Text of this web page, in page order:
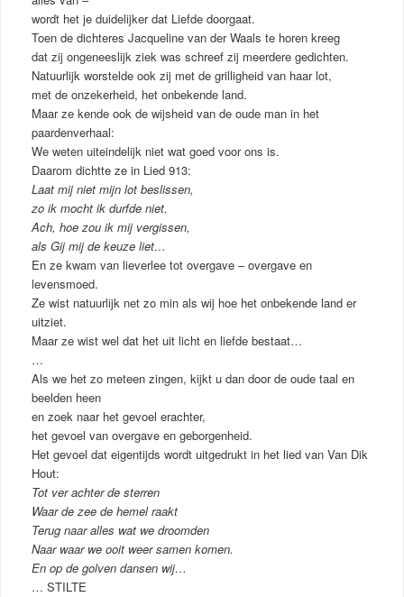
wordt het je duidelijker dat Liefde doorgaat.
Toen de dichteres Jacqueline van der Waals te horen kreeg
dat zij ongeneeslijk ziek was schreef zij meerdere gedichten.
Natuurlijk worstelde ook zij met de grilligheid van haar lot,
met de onzekerheid, het onbekende land.
Maar ze kende ook de wijsheid van de oude man in het
paardenverhaal:
We weten uiteindelijk niet wat goed voor ons is.
Daarom dichtte ze in Lied 913:
Laat mij niet mijn lot beslissen,
zo ik mocht ik durfde niet.
Ach, hoe zou ik mij vergissen,
als Gij mij de keuze liet…
En ze kwam van lieverlee tot overgave – overgave en
levensmoed.
Ze wist natuurlijk net zo min als wij hoe het onbekende land er
uitziet.
Maar ze wist wel dat het uit licht en liefde bestaat…
…
Als we het zo meteen zingen, kijkt u dan door de oude taal en
beelden heen
en zoek naar het gevoel erachter,
het gevoel van overgave en geborgenheid.
Het gevoel dat eigentijds wordt uitgedrukt in het lied van Van Dik
Hout:
Tot ver achter de sterren
Waar de zee de hemel raakt
Terug naar alles wat we droomden
Naar waar we ooit weer samen komen.
En op de golven dansen wij…
… STILTE